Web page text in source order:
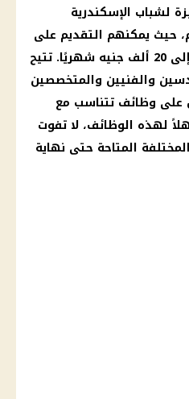
لشباب الإسكندرية
حيث يمكنهم التقديم على
برواتب تصل إلى 20 ألف جنيه شهريًا. تتيح
والفنيين والمتخصصين
على وظائف تتناسب مع
لهذه الوظائف، لا تفوت
المتاحة حتى نهاية